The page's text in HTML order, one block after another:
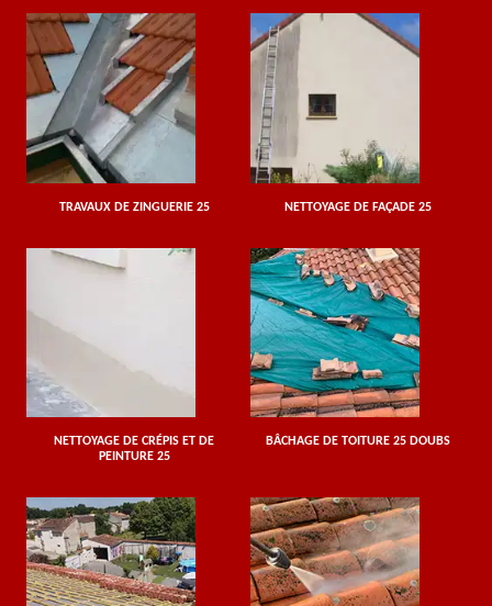
TRAVAUX DE ZINGUERIE 25 NETTOYAGE DE FAÇADE 25
NETTOYAGE DE CRÉPIS ET DE
PEINTURE 25
BÂCHAGE DE TOITURE 25 DOUBS